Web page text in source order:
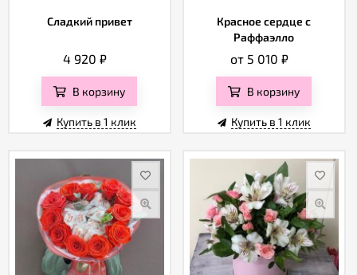
Сладкий привет
4 920 ₽
В корзину
Купить в 1 клик
Красное сердце с
Раффаэлло
от 5 010 ₽
В корзину
Купить в 1 клик